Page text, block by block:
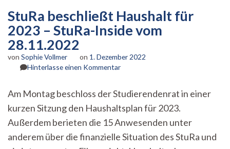
StuRa beschließt Haushalt für
2023 – StuRa-Inside vom
28.11.2022
von Sophie Vollmer on 1. Dezember 2022
Hinterlasse einen Kommentarzu
Haushalt
für
–
StuRa-
Am Montag beschloss der Studierendenrat in einer
kurzen Sitzung den Haushaltsplan für 2023.
Außerdem berieten die 15 Anwesenden unter
anderem über die finanzielle Situation des StuRa und